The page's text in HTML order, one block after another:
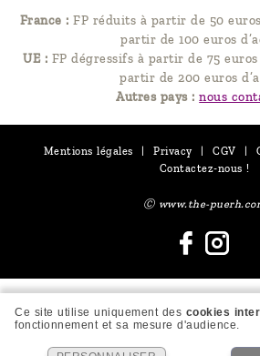
France : FP réduits à partir de 50
partir de 100 euros
UE : FP dégressifs à partir de 75
partir de 200 euros
Autres pays : nous
Mentions légales Privacy CGV
Contactez-nous !
Ⓒ www.the-
Ce site utilise uniquement des cookies
fonctionnement et sa mesure d'audience.